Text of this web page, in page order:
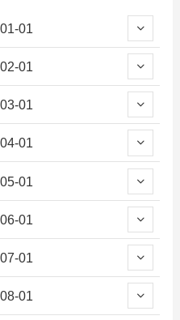
01
01
01
01
01
01
01
01